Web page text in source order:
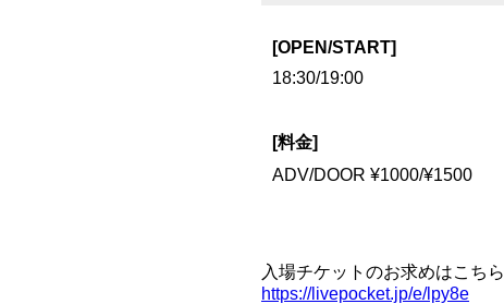
[OPEN/START]
18:30/19:00
[料金]
ADV/DOOR ¥1000/¥1500
入場チケットのお求めはこちら
https://livepocket.jp/e/lpy8e